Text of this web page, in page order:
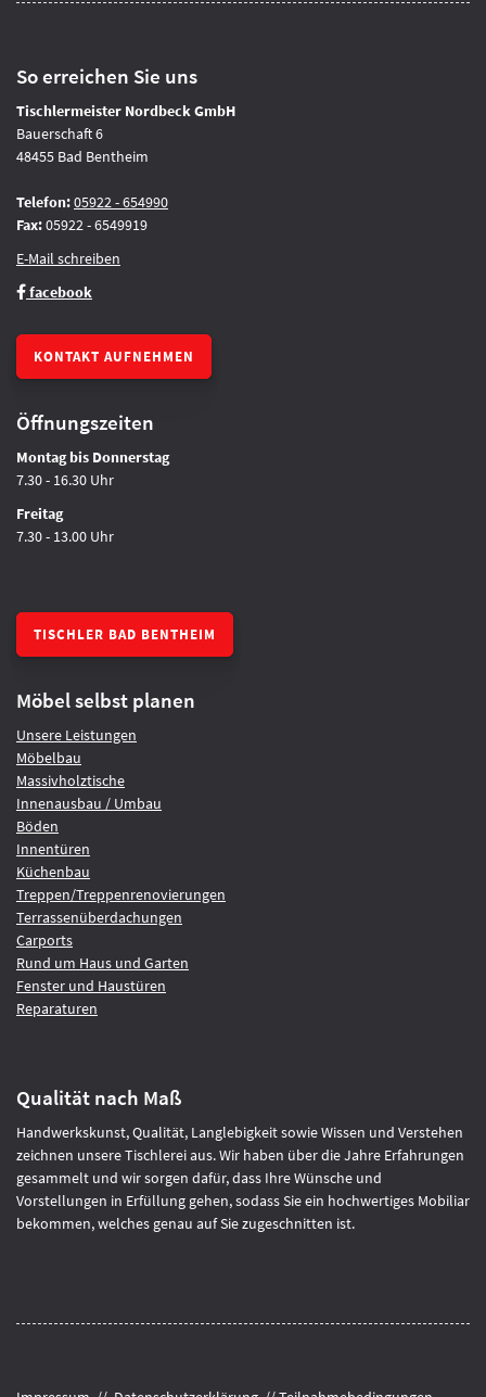
So erreichen Sie uns
Tischlermeister Nordbeck GmbH
Bauerschaft 6
48455 Bad Bentheim
Telefon:05922 - 654990
Fax:05922 - 6549919
E-Mail schreiben
facebook
KONTAKT AUFNEHMEN
Öffnungszeiten
Montag bis Donnerstag
7.30 - 16.30 Uhr
Freitag
7.30 - 13.00 Uhr
TISCHLER BAD BENTHEIM
Möbel selbst planen
Unsere Leistungen
Möbelbau
Massivholztische
Innenausbau / Umbau
Böden
Innentüren
Küchenbau
Treppen/Treppenrenovierungen
Terrassenüberdachungen
Carports
Rund um Haus und Garten
Fenster und Haustüren
Reparaturen
Qualität nach Maß
Handwerkskunst, Qualität, Langlebigkeit sowie Wissen und Verstehen
zeichnen unsere Tischlerei aus. Wir haben über die Jahre Erfahrungen
gesammelt und wir sorgen dafür, dass Ihre Wünsche und
Vorstellungen in Erfüllung gehen, sodass Sie ein hochwertiges Mobiliar
bekommen, welches genau auf Sie zugeschnitten ist.